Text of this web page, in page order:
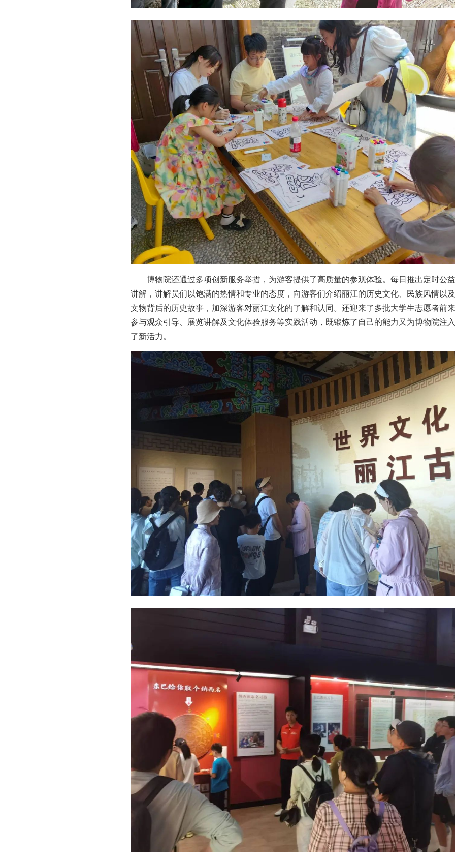
博物院还通过多项创新服务举措，为游客提供了高质量的参观体验。每日推出定时公益
讲解，讲解员们以饱满的热情和专业的态度，向游客们介绍丽江的历史文化、民族风情以及
文物背后的历史故事，加深游客对丽江文化的了解和认同。还迎来了多批大学生志愿者前来
参与观众引导、展览讲解及文化体验服务等实践活动，既锻炼了自己的能力又为博物院注入
了新活力。